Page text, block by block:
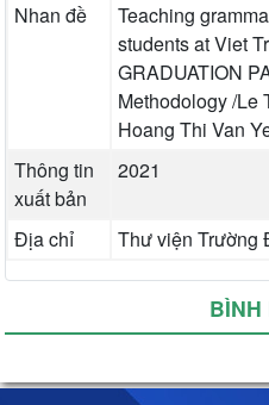
Nhan đề
Teaching
students at Viet
GRADUATION
Methodology /Le
Hoang Thi Van
Thông tin
xuất bản
2021
Địa chỉ Thư viện Trường
BÌNH